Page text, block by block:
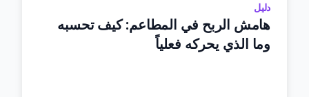
دليل
هامش الربح في المطاعم: كيف تحسبه
وما الذي يحركه فعلياً